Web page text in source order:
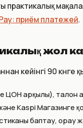
практикалық
приём платежей.
жол
кейінгі 90 күнге
ЦОН арқылы), талон
Kaspi
баптау,